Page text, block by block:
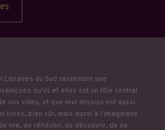
Libraires du Sud rassemble une
qu’ils et elles ont un rôle central
nos villes, et que leur mission est aussi
livres, bien sûr, mais aussi à l'imaginaire
rire, de réfléchir, de découvrir, de se